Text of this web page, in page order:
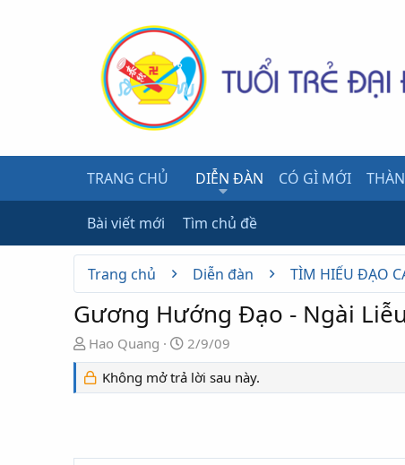
TRANG CHỦ DIỄN ĐÀN CÓ GÌ MỚI
Bài viết mới Tìm chủ đề
Trang chủ Diễn đàn TÌM HIỂU ĐẠO
Gương Hướng Đạo - Ngài
N
g
ư
ờ
h
Hao Quang
N
g
à
y
i
2/9/09
Không mở trả lời sau này.